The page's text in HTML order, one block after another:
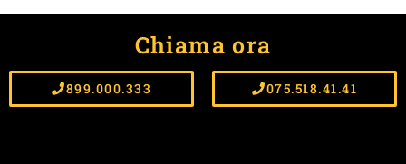
Chiama ora
899.000.333 075.518.41.41